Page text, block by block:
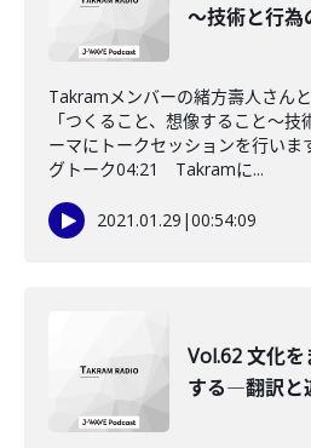
～技術と行為
Takramメンバーの緒方壽人さん
「つくること、想像すること～
ーマにトークセッションを行い
グトーク04:21 Takramに...
2021.01.29 |00:54:09
Vol.62 文化
する―翻訳と